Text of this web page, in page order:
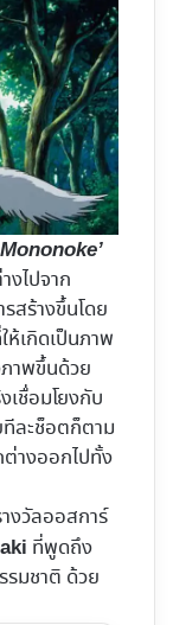
ไปจาก
สร้างขึ้นโดย
เกิดเป็นภาพ
าพขึ้นด้วย
เชื่อมโยงกับ
ทีละช็อตก็ตาม
ต่างออกไปทั้ง
งวัลออสการ์
ที่พูดถึง
รมชาติ ด้วย